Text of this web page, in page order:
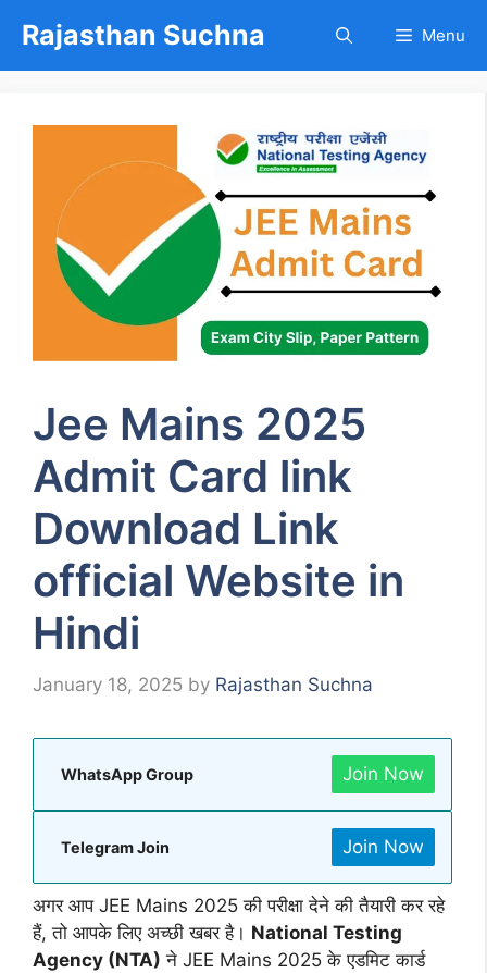
content
Rajasthan Suchna Menu
Jee Mains 2025
Admit Card link
Download Link
official Website in
Hindi
January 18, 2025 by Rajasthan Suchna
WhatsApp Group Join Now
Telegram Join Join Now
अगर आप JEE Mains 2025 की परीक्षा देने की तैयारी कर रहे
हैं, तो आपके लिए अच्छी खबर है। National Testing
Agency (NTA) ने JEE Mains 2025 के एडमिट कार्ड